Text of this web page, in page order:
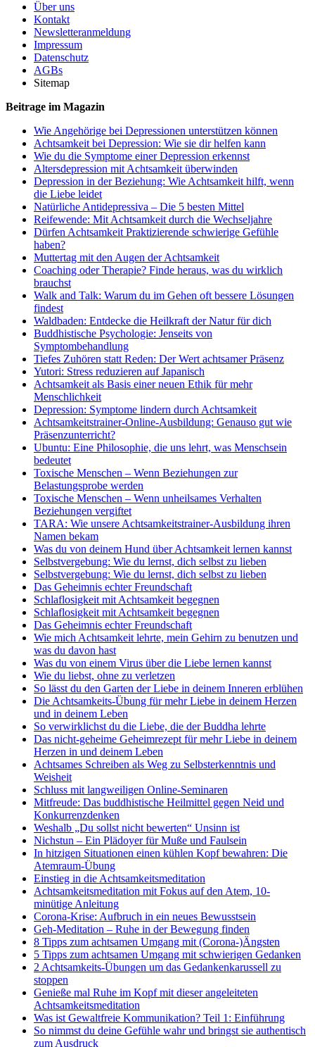
Über uns
Kontakt
Newsletteranmeldung
Impressum
Datenschutz
AGBs
Sitemap
Beitrage im Magazin
Wie Angehörige bei Depressionen unterstützen können
Achtsamkeit bei Depression: Wie sie dir helfen kann
Wie du die Symptome einer Depression erkennst
Altersdepression mit Achtsamkeit überwinden
Depression in der Beziehung: Wie Achtsamkeit hilft, wenn
die Liebe leidet
Natürliche Antidepressiva – Die 5 besten Mittel
Reifewende: Mit Achtsamkeit durch die Wechseljahre
Dürfen Achtsamkeit Praktizierende schwierige Gefühle
haben?
Muttertag mit den Augen der Achtsamkeit
Coaching oder Therapie? Finde heraus, was du wirklich
brauchst
Walk and Talk: Warum du im Gehen oft bessere Lösungen
findest
Waldbaden: Entdecke die Heilkraft der Natur für dich
Buddhistische Psychologie: Jenseits von
Symptombehandlung
Tiefes Zuhören statt Reden: Der Wert achtsamer Präsenz
Yutori: Stress reduzieren auf Japanisch
Achtsamkeit als Basis einer neuen Ethik für mehr
Menschlichkeit
Depression: Symptome lindern durch Achtsamkeit
Achtsamkeitstrainer-Online-Ausbildung: Genauso gut wie
Präsenzunterricht?
Ubuntu: Eine Philosophie, die uns lehrt, was Menschsein
bedeutet
Toxische Menschen – Wenn Beziehungen zur
Belastungsprobe werden
Toxische Menschen – Wenn unheilsames Verhalten
Beziehungen vergiftet
TARA: Wie unsere Achtsamkeitstrainer-Ausbildung ihren
Namen bekam
Was du von deinem Hund über Achtsamkeit lernen kannst
Selbstvergebung: Wie du lernst, dich selbst zu lieben
Selbstvergebung: Wie du lernst, dich selbst zu lieben
Das Geheimnis echter Freundschaft
Schlaflosigkeit mit Achtsamkeit begegnen
Schlaflosigkeit mit Achtsamkeit begegnen
Das Geheimnis echter Freundschaft
Wie mich Achtsamkeit lehrte, mein Gehirn zu benutzen und
was du davon hast
Was du von einem Virus über die Liebe lernen kannst
Wie du liebst, ohne zu verletzen
So lässt du den Garten der Liebe in deinem Inneren erblühen
Die Achtsamkeits-Übung für mehr Liebe in deinem Herzen
und in deinem Leben
So verwirklichst du die Liebe, die der Buddha lehrte
Das nicht-geheime Geheimrezept für mehr Liebe in deinem
Herzen in und deinem Leben
Achtsames Schreiben als Weg zu Selbsterkenntnis und
Weisheit
Schluss mit langweiligen Online-Seminaren
Mitfreude: Das buddhistische Heilmittel gegen Neid und
Konkurrenzdenken
Weshalb „Du sollst nicht bewerten“ Unsinn ist
Nichstun – Ein Plädoyer für Muße und Faulsein
In hitzigen Situationen einen kühlen Kopf bewahren: Die
Atemraum-Übung
Einstieg in die Achtsamkeitsmeditation
Achtsamkeitsmeditation mit Fokus auf den Atem, 10-
minütige Anleitung
Corona-Krise: Aufbruch in ein neues Bewusstsein
Geh-Meditation – Ruhe in der Bewegung finden
8 Tipps zum achtsamen Umgang mit (Corona-)Ängsten
5 Tipps zum achtsamen Umgang mit schwierigen Gedanken
2 Achtsamkeits-Übungen um das Gedankenkarussell zu
stoppen
Genieße mal Ruhe im Kopf mit dieser angeleiteten
Achtsamkeitsmeditation
Was ist Gewaltfreie Kommunikation? Teil 1: Einführung
So nimmst du deine Gefühle wahr und bringst sie authentisch
zum Ausdruck